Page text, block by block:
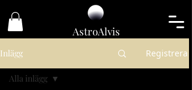
AstroAlvis
Inlägg Registrera
Alla inlägg